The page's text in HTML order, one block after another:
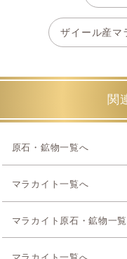
ザイール産マ
関
原石・鉱物一覧へ
マラカイト一覧へ
マラカイト原石・鉱物一